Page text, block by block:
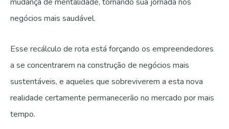
negócios mais saudável.
Esse recálculo de rota está forçando os empreendedores
a se concentrarem na construção de negócios mais
sustentáveis, e aqueles que sobreviverem a esta nova
realidade certamente permanecerão no mercado por mais
tempo.